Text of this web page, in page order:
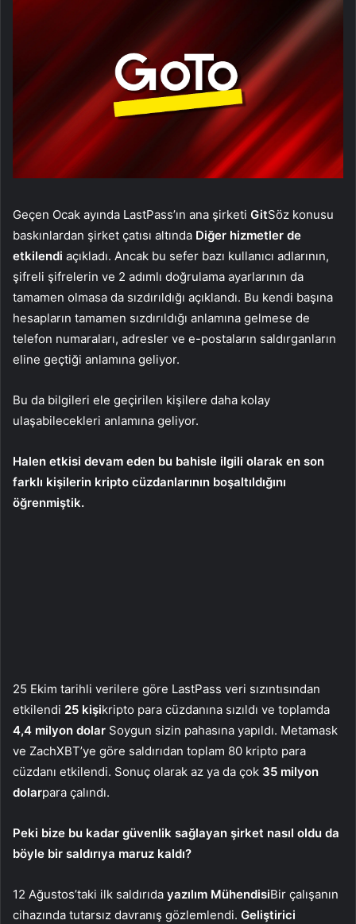
Geçen Ocak ayında LastPass’ın ana şirketi GitSöz konusu
baskınlardan şirket çatısı altında Diğer hizmetler de
etkilendi açıkladı. Ancak bu sefer bazı kullanıcı adlarının,
şifreli şifrelerin ve 2 adımlı doğrulama ayarlarının da
tamamen olmasa da sızdırıldığı açıklandı. Bu kendi başına
hesapların tamamen sızdırıldığı anlamına gelmese de
telefon numaraları, adresler ve e-postaların saldırganların
eline geçtiği anlamına geliyor.
Bu da bilgileri ele geçirilen kişilere daha kolay
ulaşabilecekleri anlamına geliyor.
Halen etkisi devam eden bu bahisle ilgili olarak en son
farklı kişilerin kripto cüzdanlarının boşaltıldığını
öğrenmiştik.
25 Ekim tarihli verilere göre LastPass veri sızıntısından
etkilendi 25 kişikripto para cüzdanına sızıldı ve toplamda
4,4 milyon dolar Soygun sizin pahasına yapıldı. Metamask
ve ZachXBT’ye göre saldırıdan toplam 80 kripto para
cüzdanı etkilendi. Sonuç olarak az ya da çok 35 milyon
dolarpara çalındı.
Peki bize bu kadar güvenlik sağlayan şirket nasıl oldu da
böyle bir saldırıya maruz kaldı?
12 Ağustos’taki ilk saldırıda yazılım MühendisiBir çalışanın
cihazında tutarsız davranış gözlemlendi. Geliştirici